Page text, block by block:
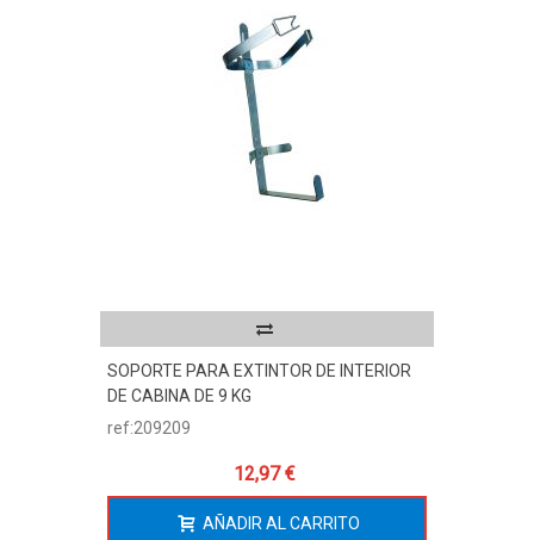
SOPORTE PARA EXTINTOR DE INTERIOR
DE CABINA DE 9 KG
ref:209209
12,97 €
AÑADIR AL CARRITO